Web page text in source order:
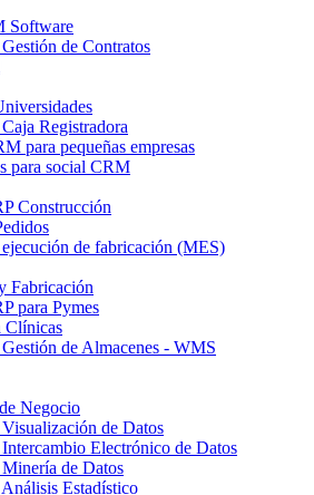
Software
de Contratos
Registradora
para pequeñas empresas
para social CRM
Construcción
de fabricación (MES)
Fabricación
para Pymes
Clínicas
de Almacenes - WMS
Negocio
de Datos
Electrónico de Datos
de Datos
Estadístico